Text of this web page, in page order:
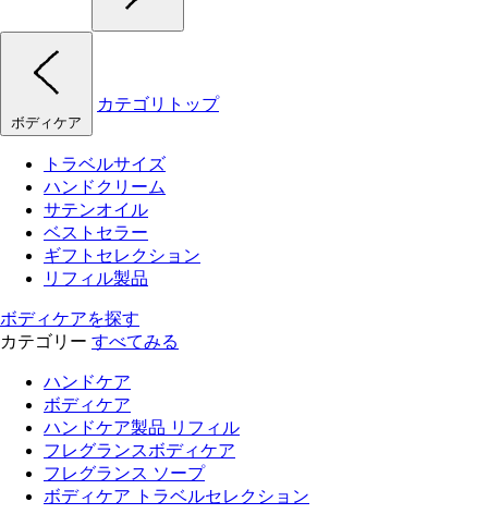
ボディケア
カテゴリトップ
トラベルサイズ
ハンドクリーム
サテンオイル
ベストセラー
ギフトセレクション
リフィル製品
ボディケアを探す
カテゴリー すべてみる
ハンドケア
ボディケア
ハンドケア製品 リフィル
フレグランスボディケア
フレグランス ソープ
ボディケア トラベルセレクション